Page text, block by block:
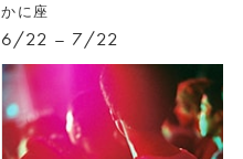
かに座
6/22 – 7/22